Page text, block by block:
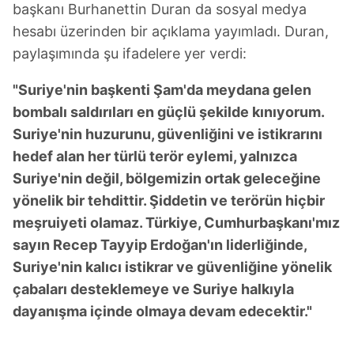
başkanı Burhanettin Duran da sosyal medya
hesabı üzerinden bir açıklama yayımladı. Duran,
paylaşımında şu ifadelere yer verdi:
"Suriye'nin başkenti Şam'da meydana gelen
bombalı saldırıları en güçlü şekilde kınıyorum.
Suriye'nin huzurunu, güvenliğini ve istikrarını
hedef alan her türlü terör eylemi, yalnızca
Suriye'nin değil, bölgemizin ortak geleceğine
yönelik bir tehdittir. Şiddetin ve terörün hiçbir
meşruiyeti olamaz. Türkiye, Cumhurbaşkanı'mız
sayın Recep Tayyip Erdoğan'ın liderliğinde,
Suriye'nin kalıcı istikrar ve güvenliğine yönelik
çabaları desteklemeye ve Suriye halkıyla
dayanışma içinde olmaya devam edecektir."